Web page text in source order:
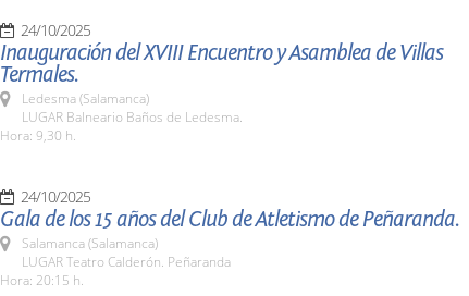
24/10/2025
Inauguración del XVIII Encuentro y Asamblea de Villas
Termales.
Ledesma (Salamanca)
LUGAR Balneario Baños de Ledesma.
Hora: 9,30 h.
24/10/2025
Gala de los 15 años del Club de Atletismo de Peñaranda.
Salamanca (Salamanca)
LUGAR Teatro Calderón. Peñaranda
Hora: 20:15 h.